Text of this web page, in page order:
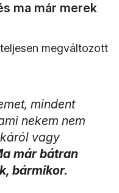
ma már merek
megváltozott
mindent
nekem nem
vagy
már bátran
bármikor.